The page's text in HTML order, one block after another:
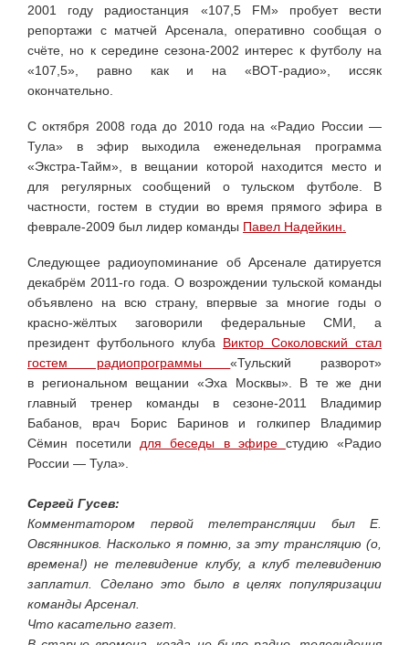
2001 году радиостанция «107,5 FM» пробует вести
репортажи с матчей Арсенала, оперативно сообщая о
счёте, но к середине сезона-2002 интерес к футболу на
«107,5», равно как и на «ВОТ-радио», иссяк
окончательно.
С октября 2008 года до 2010 года на «Радио России —
Тула» в эфир выходила еженедельная программа
«Экстра-Тайм», в вещании которой находится место и
для регулярных сообщений о тульском футболе. В
частности, гостем в студии во время прямого эфира в
феврале-2009 был лидер команды Павел Надейкин.
Следующее радиоупоминание об Арсенале датируется
декабрём 2011-го года. О возрождении тульской команды
объявлено на всю страну, впервые за многие годы о
красно-жёлтых заговорили федеральные СМИ, а
президент футбольного клуба Виктор Соколовский стал
гостем радиопрограммы«Тульский разворот»
в региональном вещании «Эха Москвы». В те же дни
главный тренер команды в сезоне-2011 Владимир
Бабанов, врач Борис Баринов и голкипер Владимир
Сёмин посетили для беседы в эфире студию «Радио
России — Тула».
Сергей Гусев:
Комментатором первой телетрансляции был Е.
Овсянников. Насколько я помню, за эту трансляцию (о,
времена!) не телевидение клубу, а клуб телевидению
заплатил. Сделано это было в целях популяризации
команды Арсенал.
Что касательно газет.